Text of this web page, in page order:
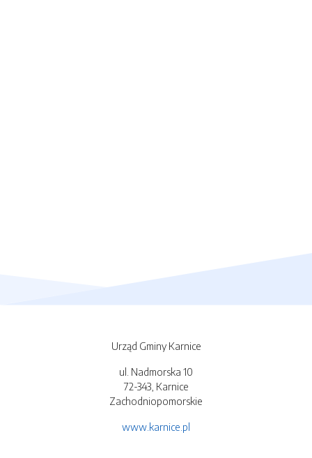
Urząd Gminy Karnice
ul. Nadmorska 10
72-343, Karnice
Zachodniopomorskie
www.karnice.pl